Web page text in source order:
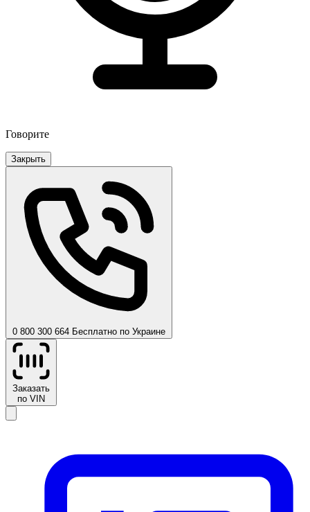
Говорите
Закрыть
0 800 300 664 Бесплатно по Украине
Заказать
по VIN